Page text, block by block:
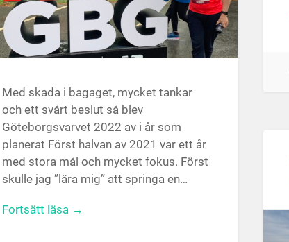
Med skada i bagaget, mycket tankar
och ett svårt beslut så blev
Göteborgsvarvet 2022 av i år som
planerat Först halvan av 2021 var ett år
med stora mål och mycket fokus. Först
skulle jag ”lära mig” att springa en…
Fortsätt läsa →